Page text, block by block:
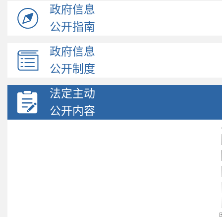
政府信息
公开指南
政府信息
公开制度
法定主动
公开内容